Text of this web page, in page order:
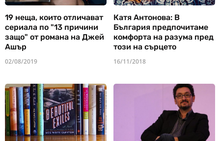
19 неща, които отличават
сериала по "13 причини
защо" от романа на Джей
Ашър
02/08/2019
Катя Антонова: В
България предпочитаме
комфорта на разума пред
този на сърцето
16/11/2018